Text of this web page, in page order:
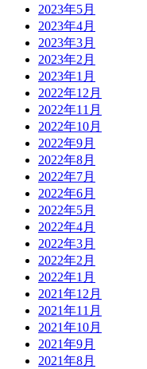
2023年5月
2023年4月
2023年3月
2023年2月
2023年1月
2022年12月
2022年11月
2022年10月
2022年9月
2022年8月
2022年7月
2022年6月
2022年5月
2022年4月
2022年3月
2022年2月
2022年1月
2021年12月
2021年11月
2021年10月
2021年9月
2021年8月